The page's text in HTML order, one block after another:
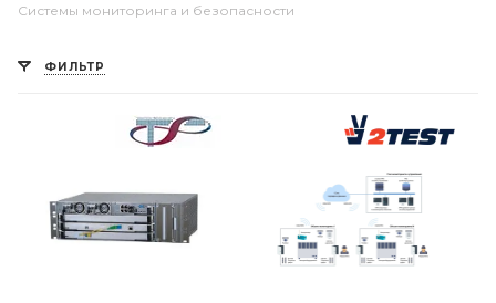
Системы мониторинга и безопасности
ФИЛЬТР